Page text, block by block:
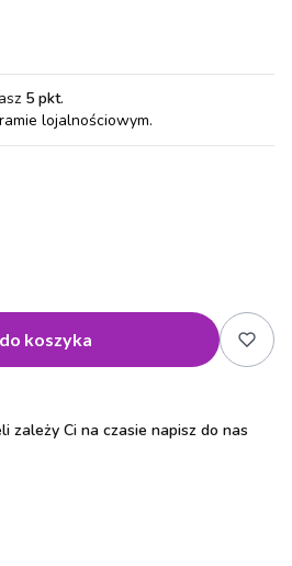
5 pkt.
lojalnościowym.
koszyka
zależy Ci na czasie napisz do nas